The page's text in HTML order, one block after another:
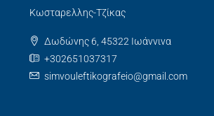
Κωσταρελλης-Τζίκας
Δωδώνης 6, 45322 Ιωάννινα
+302651037317
simvouleftikografeio@gmail.com